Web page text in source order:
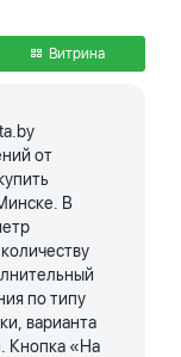
Витрина
от
В
по типу
варианта
Кнопка «На